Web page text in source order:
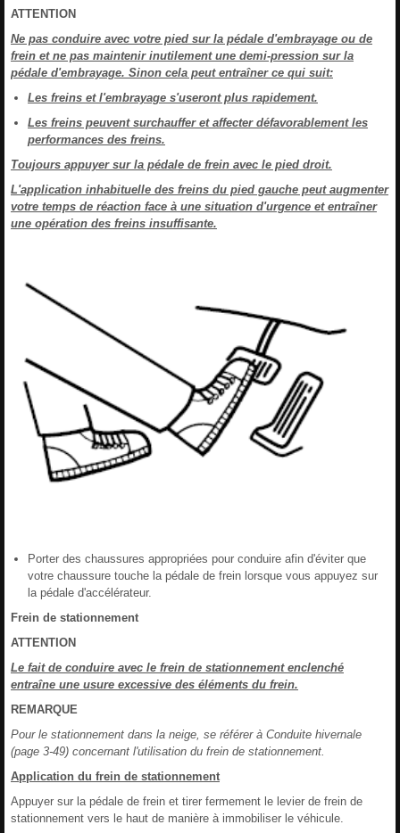
ATTENTION
Ne pas conduire avec votre pied sur la pédale d'embrayage ou de
frein et ne pas maintenir inutilement une demi-pression sur la
pédale d'embrayage. Sinon cela peut entraîner ce qui suit:
Les freins et l'embrayage s'useront plus rapidement.
Les freins peuvent surchauffer et affecter défavorablement les
performances des freins.
Toujours appuyer sur la pédale de frein avec le pied droit.
L'application inhabituelle des freins du pied gauche peut augmenter
votre temps de réaction face à une situation d'urgence et entraîner
une opération des freins insuffisante.
Porter des chaussures appropriées pour conduire afin d'éviter que
votre chaussure touche la pédale de frein lorsque vous appuyez sur
la pédale d'accélérateur.
Frein de stationnement
ATTENTION
Le fait de conduire avec le frein de stationnement enclenché
entraîne une usure excessive des éléments du frein.
REMARQUE
Pour le stationnement dans la neige, se référer à Conduite hivernale
(page 3-49) concernant l'utilisation du frein de stationnement.
Application du frein de stationnement
Appuyer sur la pédale de frein et tirer fermement le levier de frein de
stationnement vers le haut de manière à immobiliser le véhicule.